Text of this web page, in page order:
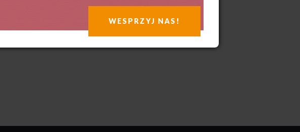
WESPRZYJ NAS!